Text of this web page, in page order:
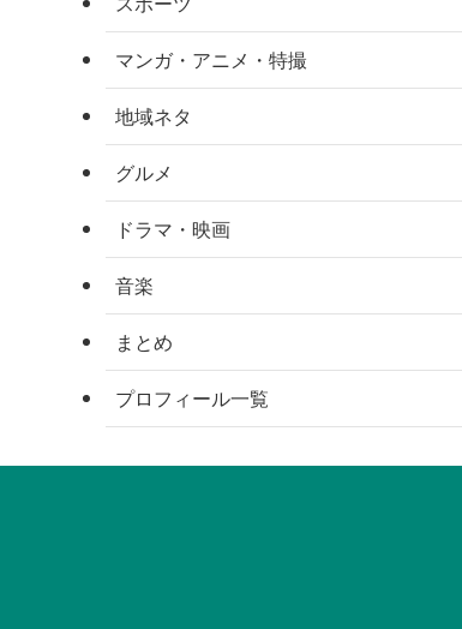
マンガ・アニメ・特撮
地域ネタ
グルメ
ドラマ・映画
音楽
まとめ
プロフィール一覧